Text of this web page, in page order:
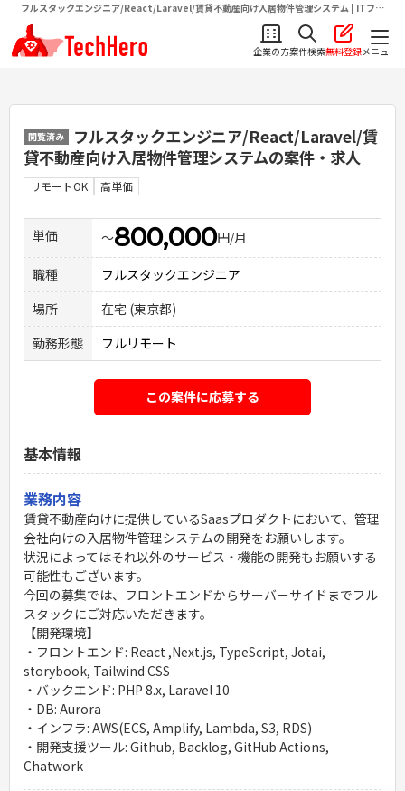
フルスタックエンジニア/React/Laravel/賃貸不動産向け入居物件管理システム | ITフリ
ーランス向け求人・案件情報サイトテクヒロ（TechHero）
企業の方案件検索無料登録メニュー
閲覧済み
フルスタックエンジニア/React/Laravel/賃
貸不動産向け入居物件管理システムの案件・求人
リモートOK 高単価
単価 〜800,000円/月
職種
フルスタックエンジニア
場所
在宅 (東京都)
勤務形態
フルリモート
この案件に応募する
基本情報
業務内容
賃貸不動産向けに提供しているSaasプロダクトにおいて、管理
会社向けの入居物件管理システムの開発をお願いします。
状況によってはそれ以外のサービス・機能の開発もお願いする
可能性もございます。
今回の募集では、フロントエンドからサーバーサイドまでフル
スタックにご対応いただきます。
【開発環境】
・フロントエンド: React ,Next.js, TypeScript, Jotai,
storybook, Tailwind CSS
・バックエンド: PHP 8.x, Laravel 10
・DB: Aurora
・インフラ: AWS(ECS, Amplify, Lambda, S3, RDS)
・開発支援ツール: Github, Backlog, GitHub Actions,
Chatwork